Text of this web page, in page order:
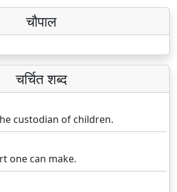
चौपाल
चर्चित शब्द
custodian of children.
one can make.